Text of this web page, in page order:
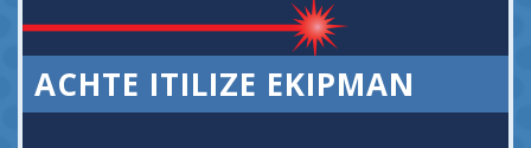
ACHTE ITILIZE EKIPMAN